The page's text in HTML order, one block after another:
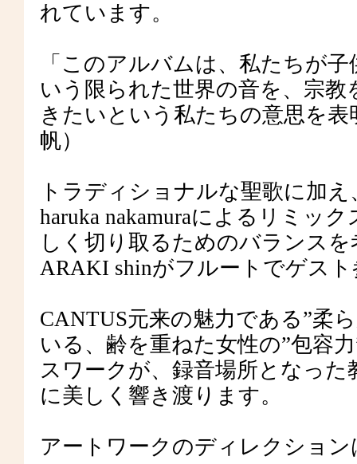
れています。
「このアルバムは、私たちが
いう限られた世界の音を、宗
きたいという私たちの意思を
帆）
トラディショナルな聖歌に加
haruka nakamuraによるリミッ
しく切り取るためのバランス
ARAKI shinがフルートでゲスト
CANTUS元来の魅力である”柔
いる、齢を重ねた女性の”包容
スワークが、録音場所となっ
に美しく響き渡ります。
アートワークのディレクショ